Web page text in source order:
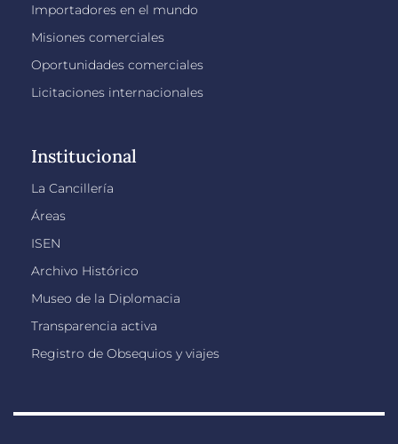
Importadores en el mundo
Misiones comerciales
Oportunidades comerciales
Licitaciones internacionales
Institucional
La Cancillería
Áreas
ISEN
Archivo Histórico
Museo de la Diplomacia
Transparencia activa
Registro de Obsequios y viajes